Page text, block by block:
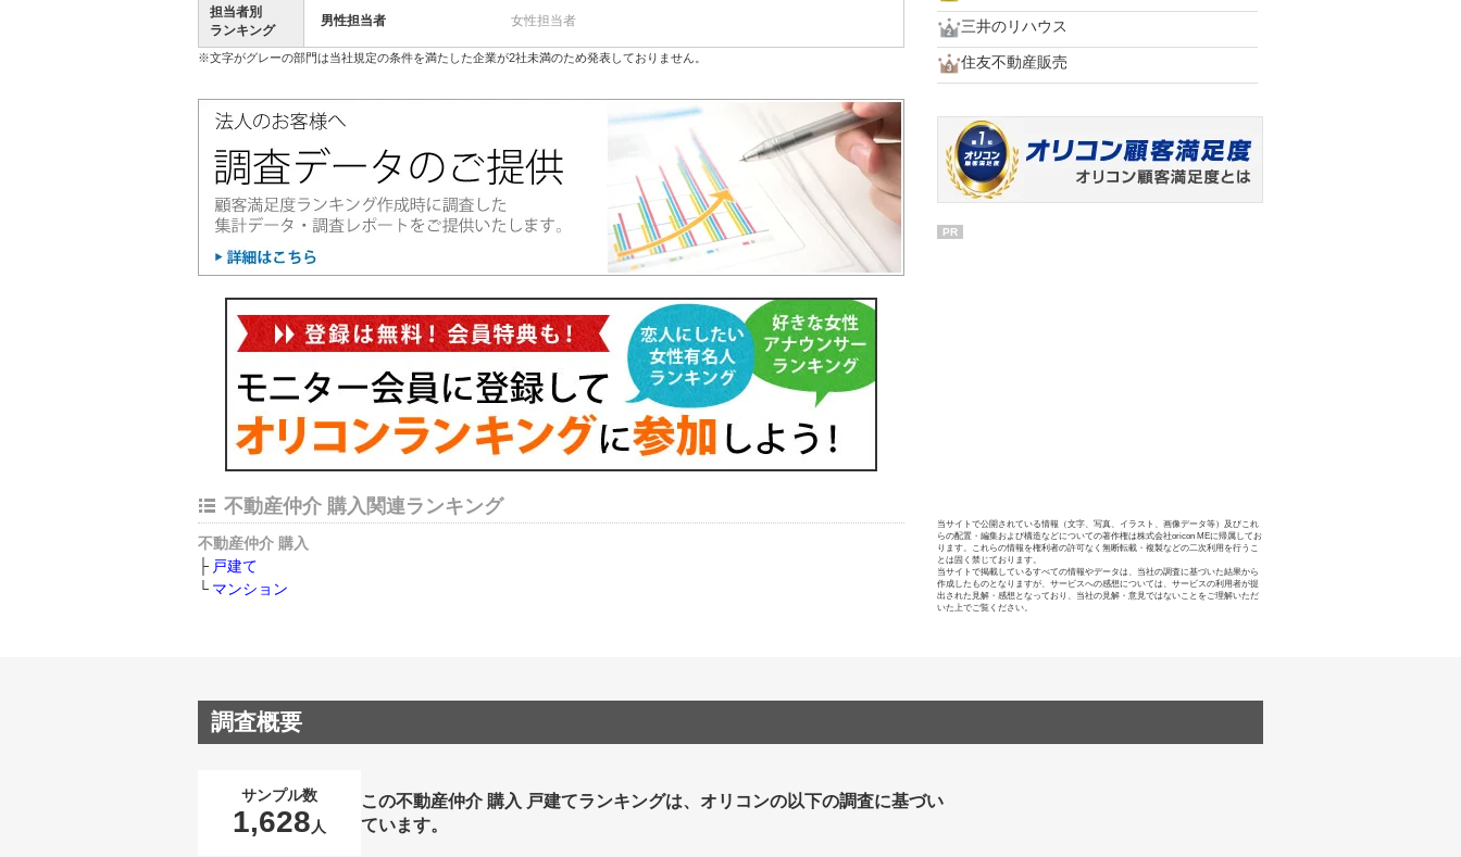
担当者別
ランキング
男性担当者 女性担当者
※文字がグレーの部門は当社規定の条件を満たした企業が2社未満のため発表しておりません。
不動産仲介 購入関連ランキング
不動産仲介 購入
戸建て
マンション
三井のリハウス
住友不動産販売
PR
当サイトで公開されている情報（文字、写真、イラスト、画像データ等）及びこれ
らの配置・編集および構造などについての著作権は株式会社oricon MEに帰属してお
ります。これらの情報を権利者の許可なく無断転載・複製などの二次利用を行うこ
とは固く禁じております。
当サイトで掲載しているすべての情報やデータは、当社の調査に基づいた結果から
作成したものとなりますが、サービスへの感想については、サービスの利用者が提
出された見解・感想となっており、当社の見解・意見ではないことをご理解いただ
いた上でご覧ください。
調査概要
サンプル数
1,628 人
この不動産仲介 購入 戸建てランキングは、オリコンの以下の調査に基づい
ています。